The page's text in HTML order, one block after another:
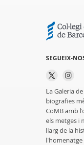
SEGUEIX-
La Galeria
biografies
CoMB amb
els metges i
llarg de la
l'homenatge